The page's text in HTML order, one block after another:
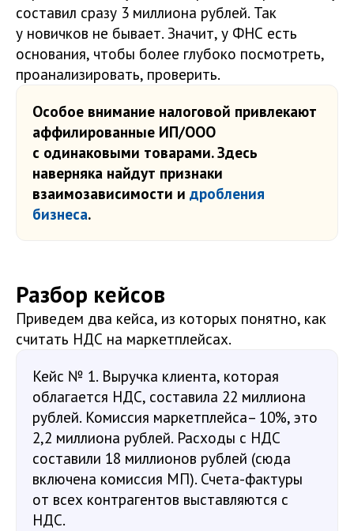
составил сразу 3 миллиона рублей. Так
у новичков не бывает. Значит, у ФНС есть
основания, чтобы более глубоко посмотреть,
проанализировать, проверить.
Особое внимание налоговой привлекают
аффилированные ИП/ООО
с одинаковыми товарами. Здесь
наверняка найдут признаки
взаимозависимости и дробления
бизнеса.
Разбор кейсов
Приведем два кейса, из которых понятно, как
считать НДС на маркетплейсах.
Кейс № 1. Выручка клиента, которая
облагается НДС, составила 22 миллиона
рублей. Комиссия маркетплейса– 10%, это
2,2 миллиона рублей. Расходы с НДС
составили 18 миллионов рублей (сюда
включена комиссия МП). Счета-фактуры
от всех контрагентов выставляются с
НДС.